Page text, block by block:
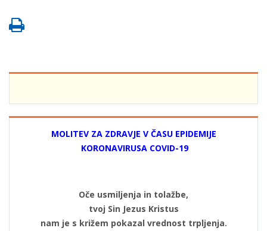
MOLITEV ZA ZDRAVJE V ČASU EPIDEMIJE
KORONAVIRUSA COVID-19
Oče usmiljenja in tolažbe,
tvoj Sin Jezus Kristus
nam je s križem pokazal vrednost trpljenja.